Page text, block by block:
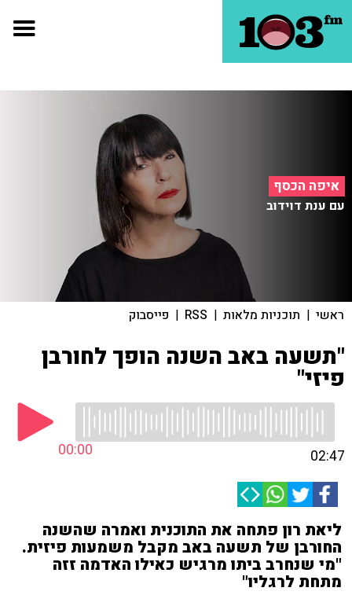
איפה הכסף
עם ענת דוידוב
ראשי | תוכניות מלאות |
RSS
| פייסבוק
"תשעה באב השנה הופך לחורבן
פיזי"
00:00 02:47
ליאת רון פתחה את התוכנית ואמרה שהשנה
החורבן של תשעה באב מקבל משמעות פיזית.
"מי שנחרב ביתו מרגיש כאילו האדמה זזה
מתחת לרגליו"